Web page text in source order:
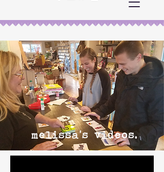
melissa's videos.